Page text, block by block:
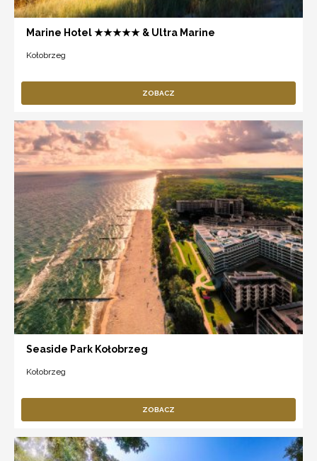
Marine Hotel ★★★★★ & Ultra Marine
Kołobrzeg
ZOBACZ
Seaside Park Kołobrzeg
Kołobrzeg
ZOBACZ